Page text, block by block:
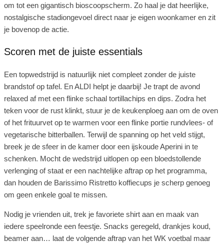
om tot een gigantisch bioscoopscherm. Zo haal je dat heerlijke,
nostalgische stadiongevoel direct naar je eigen woonkamer en zit
je bovenop de actie.
Scoren met de juiste essentials
Een topwedstrijd is natuurlijk niet compleet zonder de juiste
brandstof op tafel. En ALDI helpt je daarbij! Je trapt de avond
relaxed af met een flinke schaal tortillachips en dips. Zodra het
teken voor de rust klinkt, stuur je de keukenploeg aan om de oven
of het frituurvet op te warmen voor een flinke portie rundvlees- of
vegetarische bitterballen. Terwijl de spanning op het veld stijgt,
breek je de sfeer in de kamer door een ijskoude Aperini in te
schenken. Mocht de wedstrijd uitlopen op een bloedstollende
verlenging of staat er een nachtelijke aftrap op het programma,
dan houden de Barissimo Ristretto koffiecups je scherp genoeg
om geen enkele goal te missen.
Nodig je vrienden uit, trek je favoriete shirt aan en maak van
iedere speelronde een feestje. Snacks geregeld, drankjes koud,
beamer aan… laat de volgende aftrap van het WK voetbal maar